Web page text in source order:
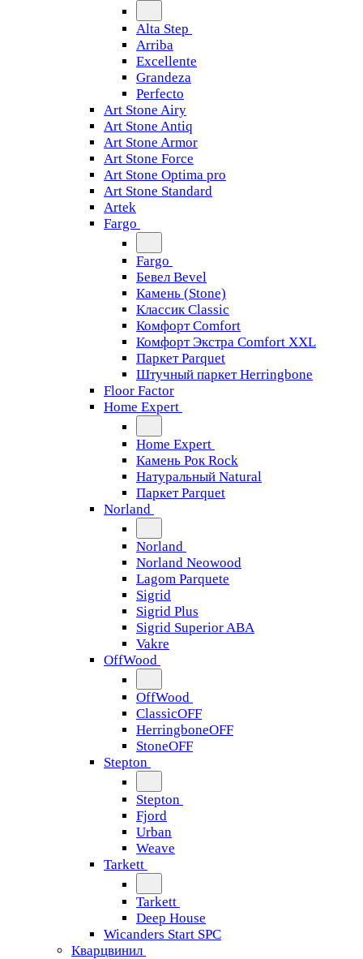
Alta Step
Arriba
Excellente
Grandeza
Perfecto
Art Stone Airy
Art Stone Antiq
Art Stone Armor
Art Stone Force
Art Stone Optima pro
Art Stone Standard
Artek
Fargo
Fargo
Бевел Bevel
Камень (Stone)
Классик Classic
Комфорт Comfort
Комфорт Экстра Comfort XXL
Паркет Parquet
Штучный паркет Herringbone
Floor Factor
Home Expert
Home Expert
Камень Рок Rock
Натуральный Natural
Паркет Parquet
Norland
Norland
Norland Neowood
Lagom Parquete
Sigrid
Sigrid Plus
Sigrid Superior ABA
Vakre
OffWood
OffWood
ClassicOFF
HerringboneOFF
StoneOFF
Stepton
Stepton
Fjord
Urban
Weave
Tarkett
Tarkett
Deep House
Wicanders Start SPC
Кварцвинил